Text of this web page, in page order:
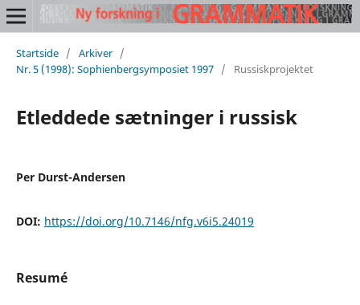
Startside / Arkiver /
Nr. 5 (1998): Sophienbergsymposiet 1997 / Russiskprojektet
Etleddede sætninger i russisk
Per Durst-Andersen
DOI: https://doi.org/10.7146/nfg.v6i5.24019
Resumé